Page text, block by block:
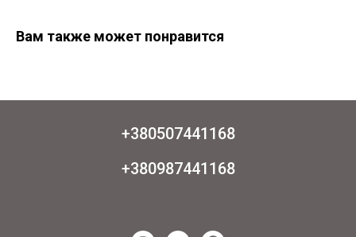
Вам также может понравится
+380507441168
+380987441168